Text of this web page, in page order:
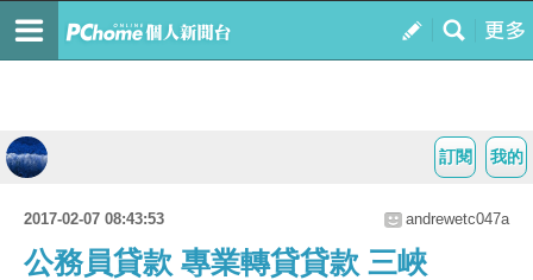
我的
訂閱
2017-02-07 08:43:53 andrewetc047a
公務員貸款 專業轉貸貸款 三峽